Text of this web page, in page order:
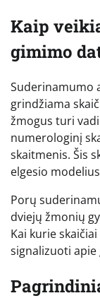
Kaip
gimimo
Suderinamumo
grindžiama
žmogus turi
numerologinį
skaitmenis. Šis
elgesio
Porų
dviejų žmonių
Kai kurie
signalizuoti